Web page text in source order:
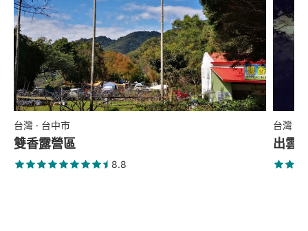
台灣 · 台中市
雙香露營區
8.8
台灣 ·
出雲